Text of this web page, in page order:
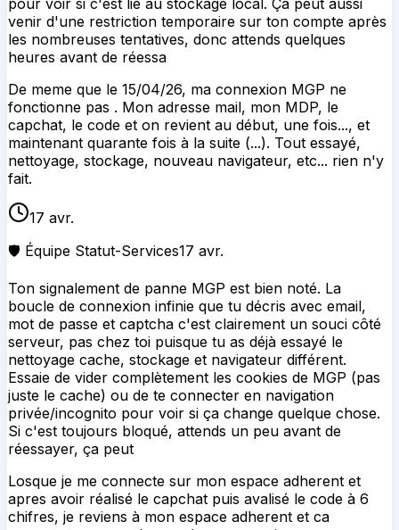
17 avr.
🛡️ Équipe Statut-Services
Ton signalement de panne MGP est bien noté. La
boucle de connexion infinie que tu décris avec email,
mot de passe et captcha c'est clairement un souci côté
serveur, pas chez toi puisque tu as déjà essayé le
nettoyage cache, stockage et navigateur différent.
Essaie de vider complètement les cookies de MGP (pas
juste le cache) ou de te connecter en navigation
privée/incognito pour voir si ça change quelque chose.
Si c'est toujours bloqué, attends un peu avant de
réessayer, ça peut
Losque je me connecte sur mon espace adherent et
apres avoir réalisé le capchat puis avalisé le code à 6
chifres, je reviens à mon espace adherent et ca
recommence, capchat, code et ca continue sans cesse
!!!
16 avr.
🛡️ Équipe Statut-Services16 avr.
Merci de signaler cette panne MGP ! On a bien noté le
problème de boucle infinie avec le captcha et le code à
6 chiffres sur votre espace adhérent. C'est clairement